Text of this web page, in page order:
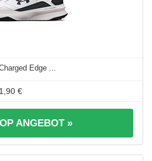
Edge ...
€
ANGEBOT »